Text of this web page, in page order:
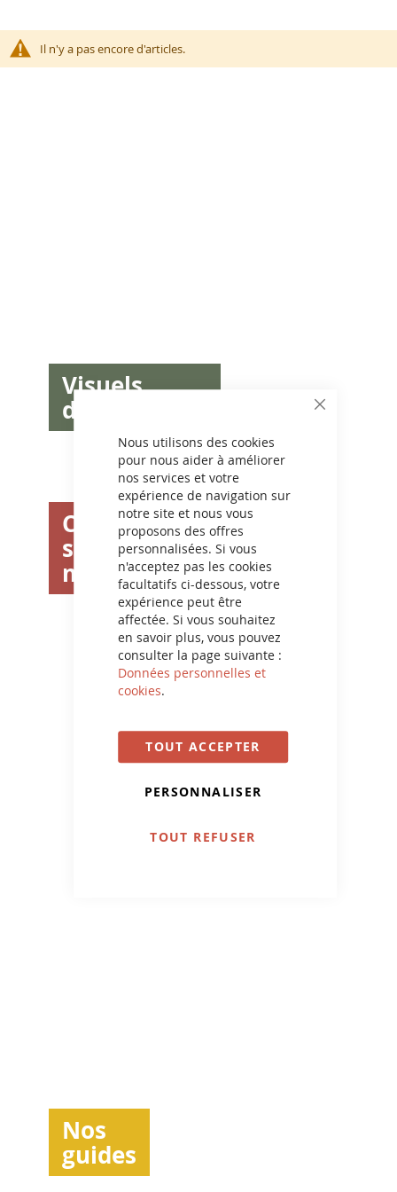
CLOSE
Nous utilisons des cookies
pour nous aider à améliorer
nos services et votre
expérience de navigation sur
notre site et nous vous
proposons des offres
personnalisées. Si vous
n'acceptez pas les cookies
facultatifs ci-dessous, votre
expérience peut être
affectée. Si vous souhaitez
en savoir plus, vous pouvez
consulter la page suivante :
Données personnelles et
cookies.
TOUT ACCEPTER
PERSONNALISER
TOUT REFUSER
Il n'y a pas encore d'articles.
Visuels
d'inspiration
Couleurs
sur
mesure
Nos
guides